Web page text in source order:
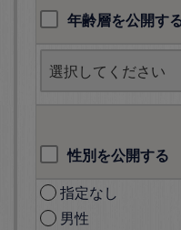
年齢層を公開す
性別を公開する
指定なし
男性